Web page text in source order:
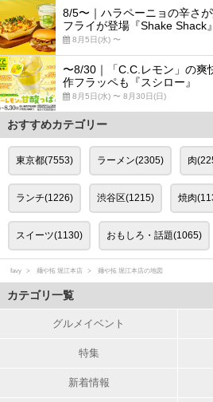
8/5〜｜ハラペーニョの辛さ
フライが登場『Shake Shack』
8月5日(水) 〜
〜8/30｜「C.C.レモン」の爽
作フラッペも『スシロー』
8月5日(水) 〜 8月30日(日)
おすすめカテゴリー
東京都(7553) ラーメン(2305) 肉
ランチ(1226) 渋谷区(1215) 焼肉
スイーツ(1130) おもしろ・話題(1065)
favy 麺や拓 堀江本店 麺や拓 堀江本店の地図
カテゴリ一覧
グルメイベント
特集
新着情報